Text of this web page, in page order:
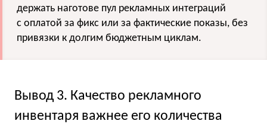
держать наготове пул рекламных интеграций
с оплатой за фикс или за фактические показы, без
привязки к долгим бюджетным циклам.
Вывод 3. Качество рекламного
инвентаря важнее его количества